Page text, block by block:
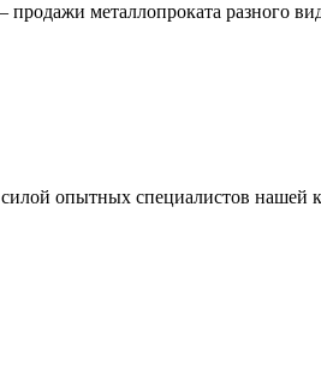
металлопроката разного
силой опытных специалистов нашей